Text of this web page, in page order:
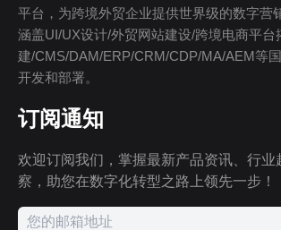
平台，为跨境外贸企业提供世界级的数字营
涵盖UI/UX设计/外贸网站建设/跨境电商平台
建/CMS/DAM/ERP/CRM/CDP/MA/AEM等
开发和部署。
订阅通知
欢迎订阅我们，掌握最新产品资讯、行业
察，助您在数字化转型之路上领先一步！